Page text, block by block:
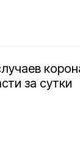
за сутки